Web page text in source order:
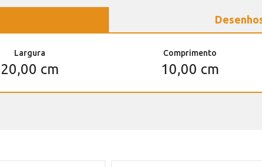
Largura
20,00 cm
Comprimento
10,00 cm